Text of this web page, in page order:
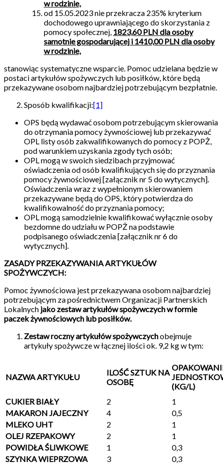
w rodzinie,
od 15.05.2023 nie przekracza 235% kryterium
dochodowego uprawniającego do skorzystania z
pomocy społecznej, 1823,60 PLN dla osoby
samotnie gospodarującej i 1410,00 PLN dla osoby
w rodzinie,
stanowiąc systematyczne wsparcie. Pomoc udzielana będzie w
postaci artykułów spożywczych lub posiłków, które będą
przekazywane osobom najbardziej potrzebującym bezpłatnie.
Sposób kwalifikacji:[1]
OPS będą wydawać osobom potrzebującym skierowania
do otrzymania pomocy żywnościowej lub przekazywać
OPL listy osób zakwalifikowanych do pomocy z POPŻ,
pod warunkiem uzyskania zgody tych osób;
OPL mogą w swoich siedzibach przyjmować
oświadczenia od osób kwalifikujących się do przyznania
pomocy żywnościowej [załącznik nr 5 do wytycznych].
Oświadczenia wraz z wypełnionym skierowaniem
przekazywane będą do OPS, który potwierdza do
kwalifikowalność do przyznania pomocy;
OPL mogą samodzielnie kwalifikować wyłącznie osoby
bezdomne do udziału w POPŻ na podstawie
podpisanego oświadczenia [załącznik nr 6 do
wytycznych].
ZASADY PRZEKAZYWANIA ARTYKUŁÓW
SPOŻYWCZYCH:
Pomoc żywnościowa jest przekazywana osobom najbardziej
potrzebującym za pośrednictwem Organizacji Partnerskich
Lokalnych jako zestaw artykułów spożywczych w formie
paczek żywnościowych lub posiłków.
Zestaw roczny artykułów spożywczychobejmuje
artykuły spożywcze w łącznej ilości ok. 9,2 kg w tym:
NAZWA ARTYKUŁU
ILOŚĆ SZTUK NA
OSOBĘ
(KG/L)
CUKIER BIAŁY
2
1
MAKARON JAJECZNY
4
0,5
MLEKO UHT
2
1
OLEJ RZEPAKOWY
2
1
POWIDŁA ŚLIWKOWE
1
0,3
SZYNKA WIEPRZOWA
3
0,3